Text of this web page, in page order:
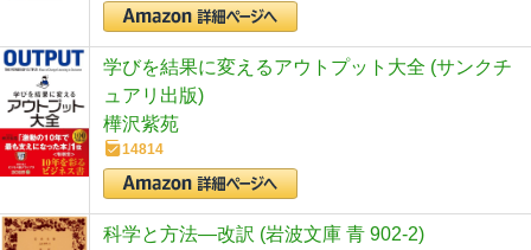
学びを結果に変えるアウトプット大全 (サンクチ
ュアリ出版)
樺沢紫苑
14814
科学と方法―改訳 (岩波文庫 青 902-2)